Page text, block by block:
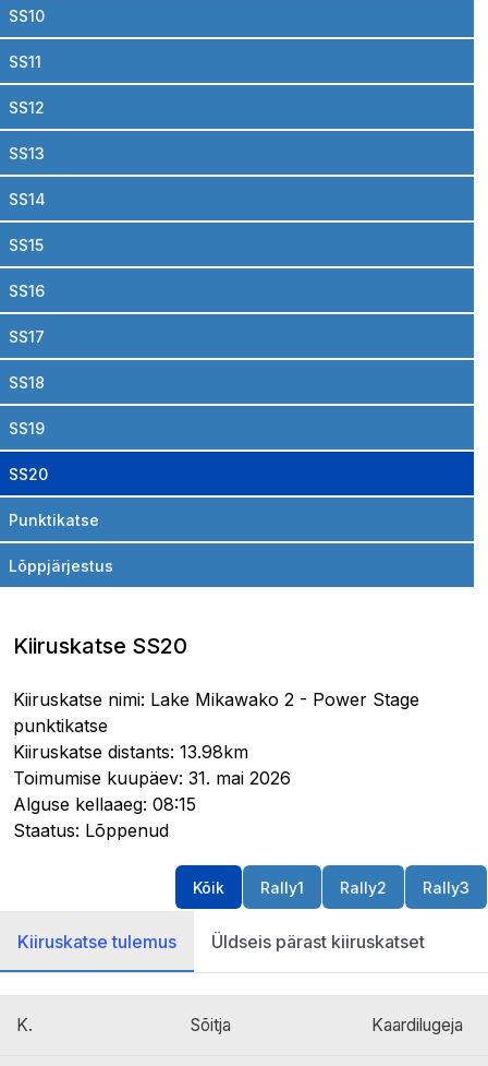
SS10
SS11
SS12
SS13
SS14
SS15
SS16
SS17
SS18
SS19
SS20
Punktikatse
Lõppjärjestus
Kiiruskatse SS20
Kiiruskatse nimi: Lake Mikawako 2 - Power Stage
punktikatse
Kiiruskatse distants: 13.98km
Toimumise kuupäev: 31. mai 2026
Alguse kellaaeg: 08:15
Staatus: Lõppenud
Kõik Rally1 Rally2 Rally3
Kiiruskatse tulemus Üldseis pärast kiiruskatset
K. Sõitja Kaardilugeja